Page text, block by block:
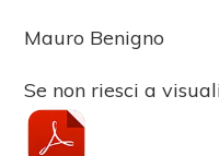
Mauro Benigno
Se non riesci a